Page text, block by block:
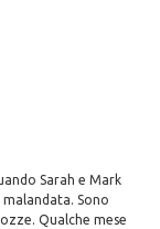
Sarah e Mark
Sono
Qualche mese